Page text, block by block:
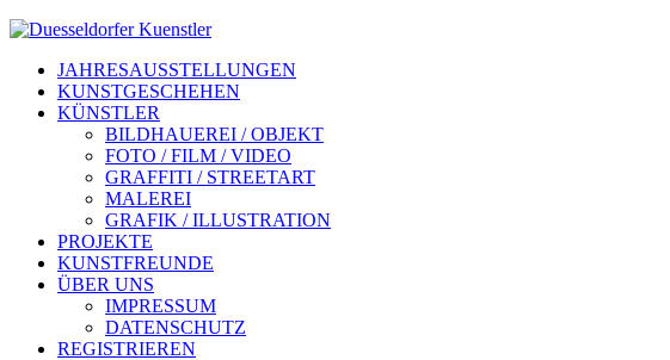
JAHRESAUSSTELLUNGEN
KUNSTGESCHEHEN
KÜNSTLER
BILDHAUEREI / OBJEKT
FOTO / FILM / VIDEO
GRAFFITI / STREETART
MALEREI
GRAFIK / ILLUSTRATION
PROJEKTE
KUNSTFREUNDE
ÜBER UNS
IMPRESSUM
DATENSCHUTZ
REGISTRIEREN